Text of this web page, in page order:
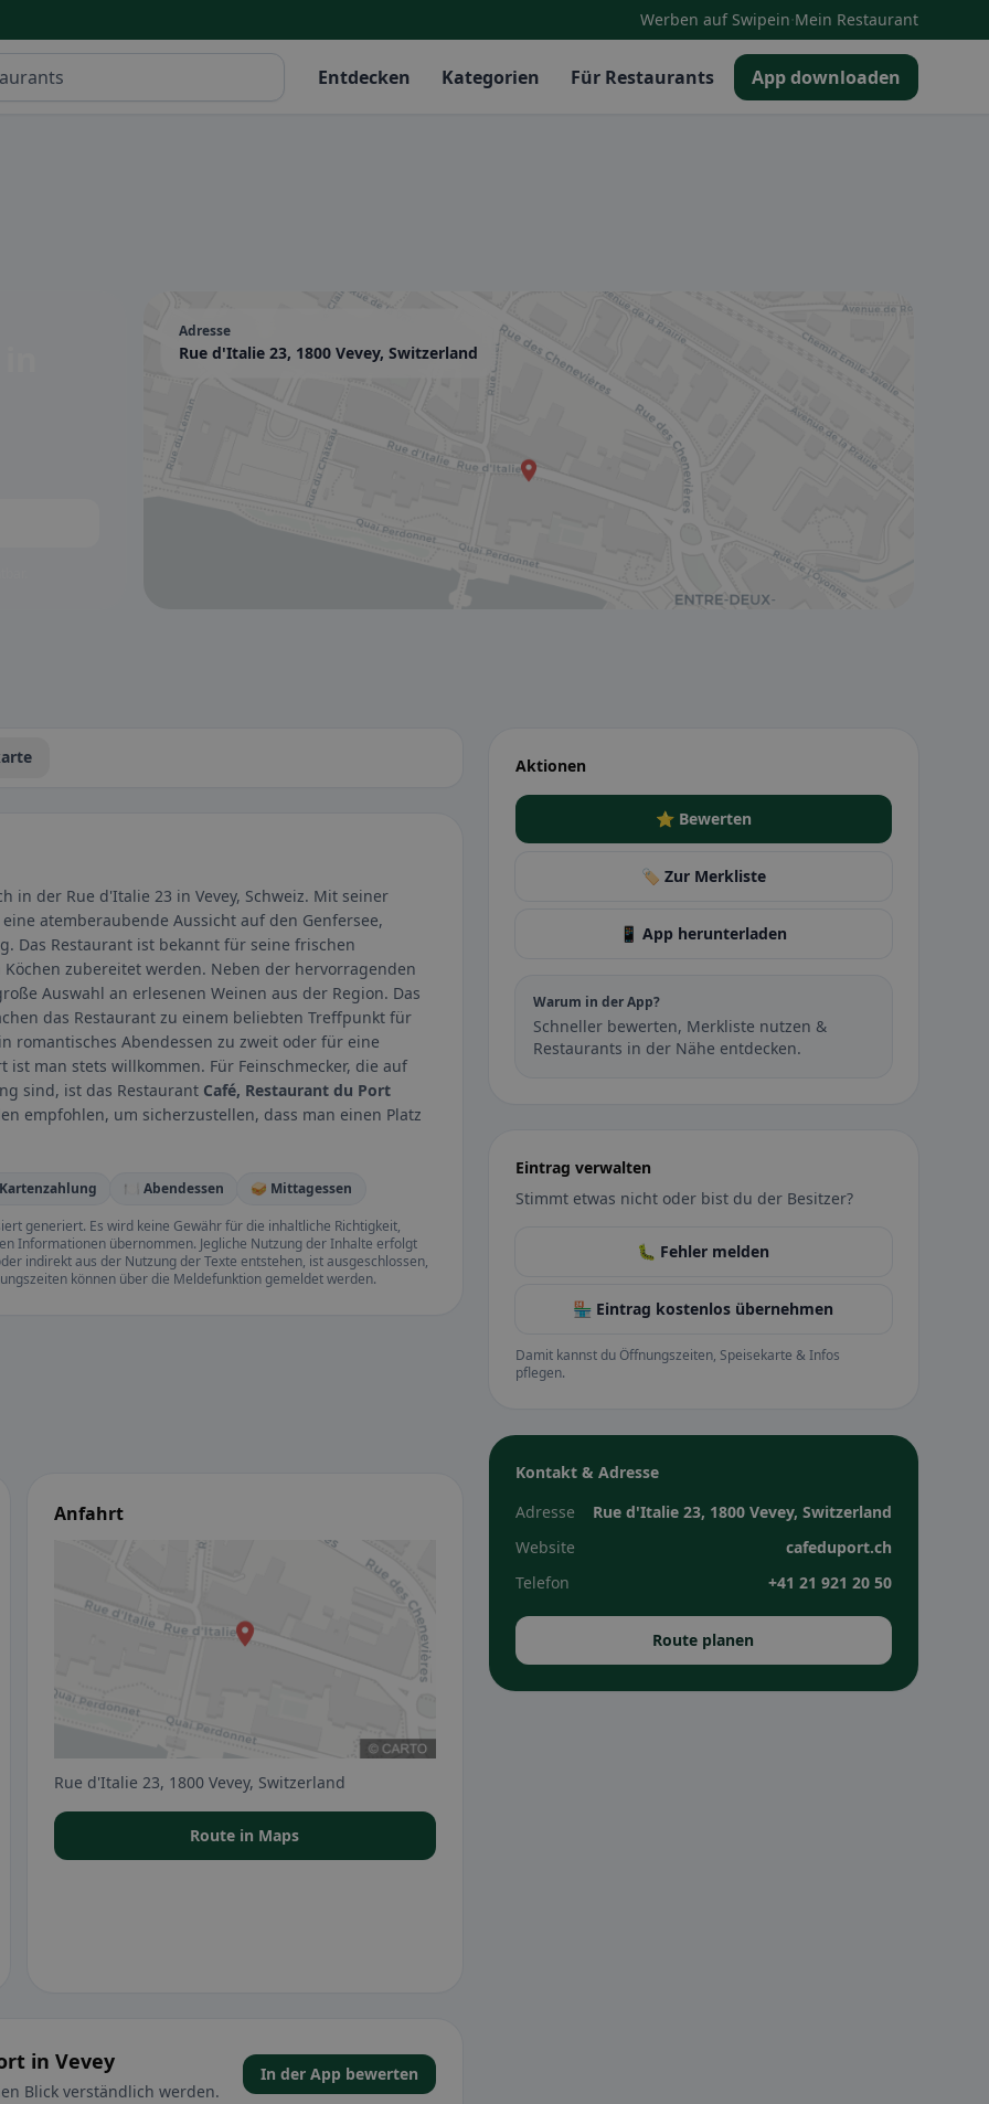
Werben auf Swipein·Mein Restaurant
Entdecken Kategorien Für Restaurants App downloaden
Adresse
Rue d'Italie 23, 1800 Vevey, Switzerland
in der Rue d'Italie 23 in Vevey, Schweiz. Mit seiner
atemberaubende Aussicht auf den Genfersee,
Das Restaurant ist bekannt für seine frischen
zubereitet werden. Neben der hervorragenden
Auswahl an erlesenen Weinen aus der Region. Das
das Restaurant zu einem beliebten Treffpunkt für
romantisches Abendessen zu zweit oder für eine
man stets willkommen. Für Feinschmecker, die auf
sind, ist das Restaurant Café, Restaurant du Port
empfohlen, um sicherzustellen, dass man einen Platz
🍽️ Abendessen
🥪 Mittagessen
generiert. Es wird keine Gewähr für die inhaltliche Richtigkeit,
Informationen übernommen. Jegliche Nutzung der Inhalte erfolgt
indirekt aus der Nutzung der Texte entstehen, ist ausgeschlossen,
können über die Meldefunktion gemeldet werden.
Anfahrt
Rue d'Italie 23, 1800 Vevey, Switzerland
Route in Maps
in Vevey
Blick verständlich werden.
In der App bewerten
Aktionen
⭐ Bewerten
🏷️ Zur Merkliste
📱 App herunterladen
Warum in der App?
Schneller bewerten, Merkliste nutzen &
Restaurants in der Nähe entdecken.
Eintrag verwalten
Stimmt etwas nicht oder bist du der Besitzer?
🐛 Fehler melden
🏪 Eintrag kostenlos übernehmen
Damit kannst du Öffnungszeiten, Speisekarte & Infos
pflegen.
Kontakt & Adresse
Adresse
Rue d'Italie 23, 1800 Vevey, Switzerland
Website
cafeduport.ch
Telefon
+41 21 921 20 50
Route planen